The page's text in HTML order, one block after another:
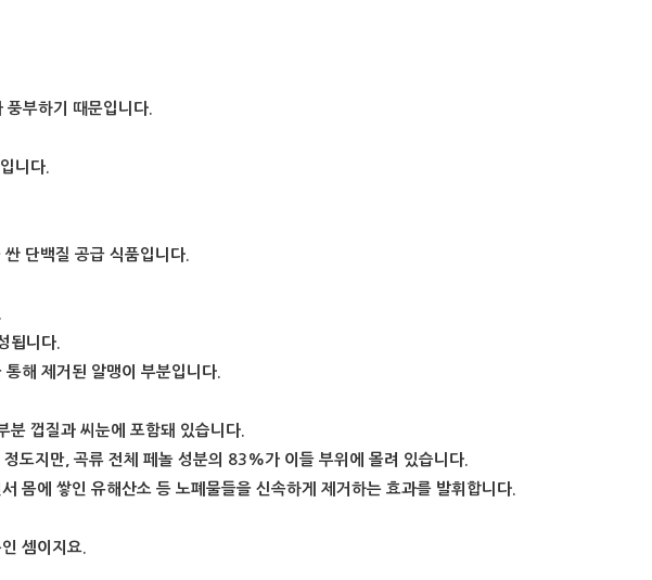
부하기 때문입니다.
니다.
단백질 공급 식품입니다.
됩니다.
해 제거된 알맹이 부분입니다.
분 껍질과 씨눈에 포함돼 있습니다.
도지만, 곡류 전체 페놀 성분의 83%가 이들 부위에 몰려 있습니다.
몸에 쌓인 유해산소 등 노폐물들을 신속하게 제거하는 효과를 발휘합니다.
셈이지요.